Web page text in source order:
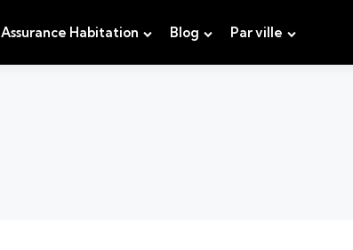
Assurance Habitation Blog Par ville